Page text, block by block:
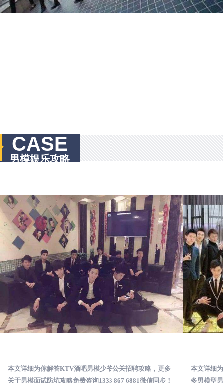
CASE
男模娱乐攻略
本文详细为你解答KTV酒吧男模少爷公关招聘攻略，更多
关于男模面试防坑攻略免费咨询1333 867 6881微信同步！
本文详细
多男模型